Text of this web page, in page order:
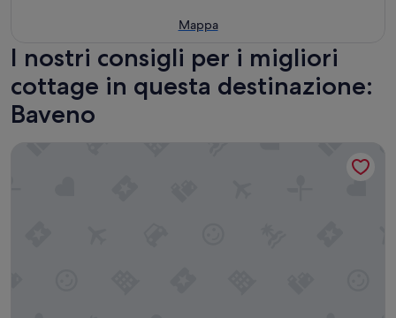
Mappa
I nostri consigli per i migliori
cottage in questa destinazione:
Baveno